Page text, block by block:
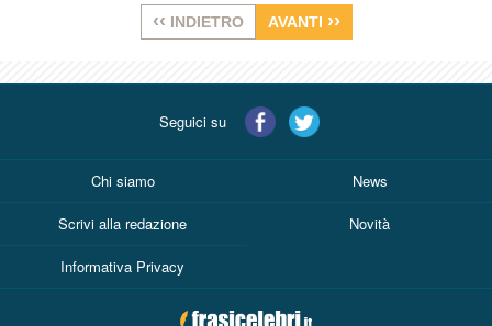
‹‹ INDIETRO AVANTI ››
Seguici su
Chi siamo News
Scrivi alla redazione Novità
Informativa Privacy